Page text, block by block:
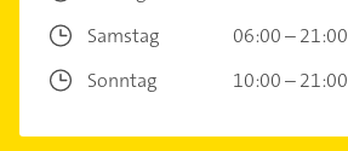
Samstag
06:00 – 21:00
Sonntag
10:00 – 21:00